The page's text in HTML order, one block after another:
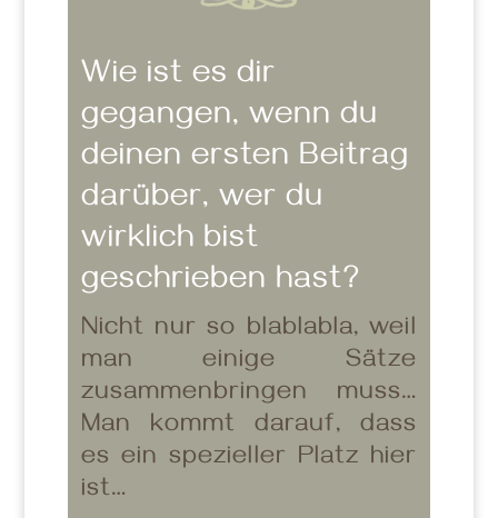
Wie ist es dir
gegangen, wenn du
deinen ersten Beitrag
darüber, wer du
wirklich bist
geschrieben hast?
Nicht nur so blablabla, weil
man einige Sätze
zusammenbringen muss…
Man kommt darauf, dass
es ein spezieller Platz hier
ist…